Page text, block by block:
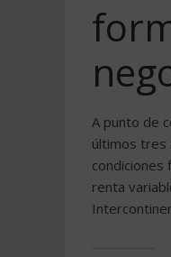
A punto de
últimos tres
condiciones
renta